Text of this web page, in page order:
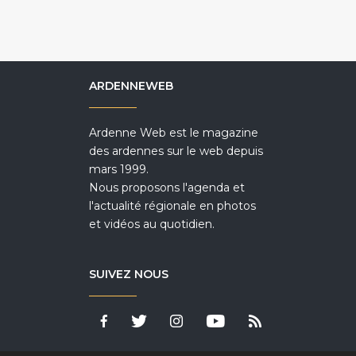
ARDENNEWEB
Ardenne Web est le magazine
des ardennes sur le web depuis
mars 1999.
Nous proposons l'agenda et
l'actualité régionale en photos
et vidéos au quotidien.
SUIVEZ NOUS